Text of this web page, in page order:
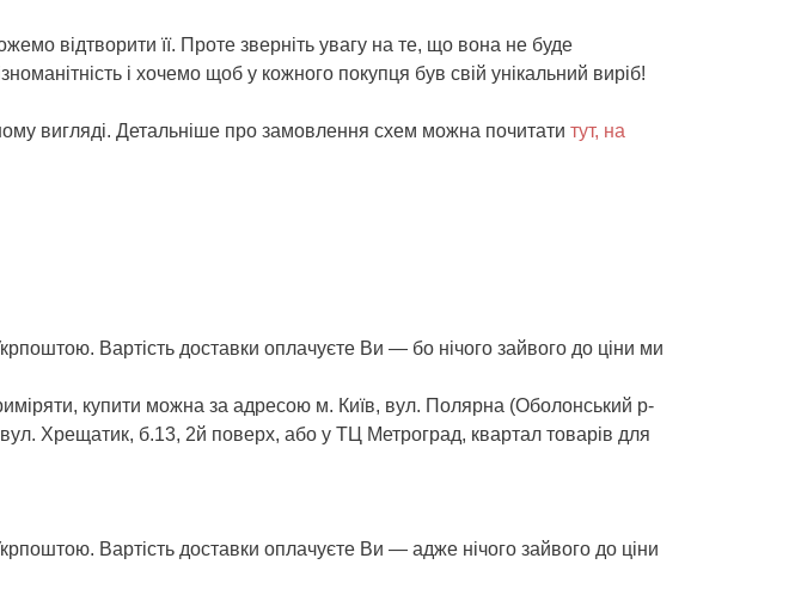
відтворити її. Проте зверніть увагу на те, що вона не буде
і хочемо щоб у кожного покупця був свій унікальний виріб!
вигляді. Детальніше про замовлення схем можна почитати тут, на
Вартість доставки оплачуєте Ви — бо нічого зайвого до ціни ми
купити можна за адресою м. Київ, вул. Полярна (Оболонський р-
Хрещатик, б.13, 2й поверх, або у ТЦ Метроград, квартал товарів для
Вартість доставки оплачуєте Ви — адже нічого зайвого до ціни